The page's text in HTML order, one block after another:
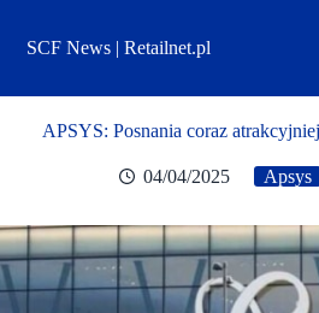
treściSCF News | Retailnet.pl
APSYS: Posnania coraz
04/04/2025 Apsys